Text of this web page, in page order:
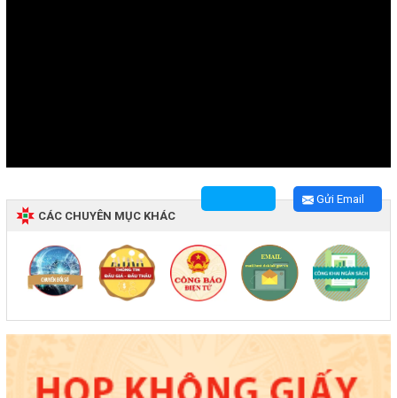
Gửi Email
CÁC CHUYÊN MỤC KHÁC